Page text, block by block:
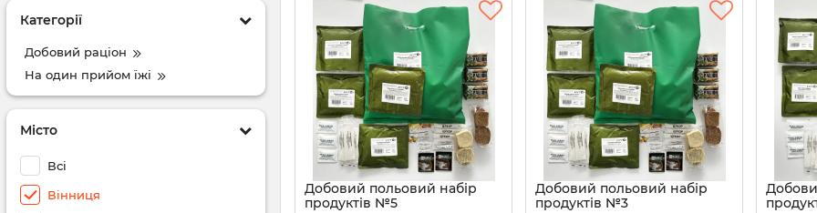
Категорії
Добовий раціон
На один прийом їжі
Місто
Всі
Вінниця
Добовий польовий набір
продуктів №5
Добовий польовий набір
продуктів №3